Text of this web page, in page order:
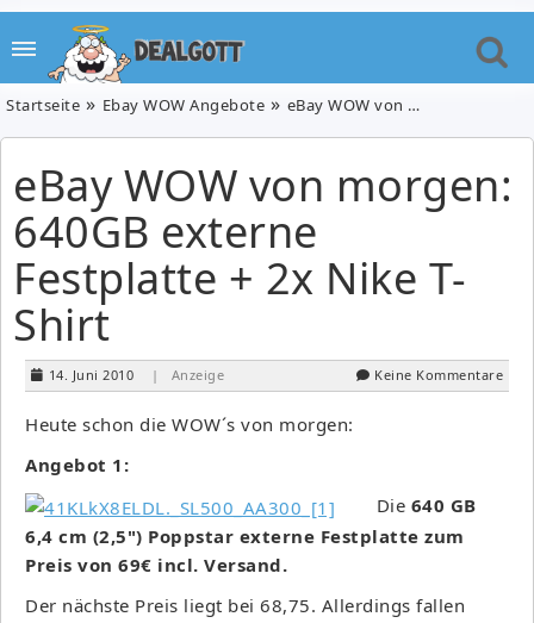
Startseite Ebay WOW Angebote eBay WOW von morgen: 640GB externe Festplatte + 2x Nike T-Shirt
eBay WOW von morgen:
640GB externe
Festplatte + 2x Nike T-
Shirt
14. Juni 2010 | Anzeige Keine Kommentare
Heute schon die WOW´s von morgen:
Angebot 1:
Die 640 GB
6,4 cm (2,5") Poppstar externe Festplatte zum
Preis von 69€ incl. Versand.
Der nächste Preis liegt bei 68,75. Allerdings fallen